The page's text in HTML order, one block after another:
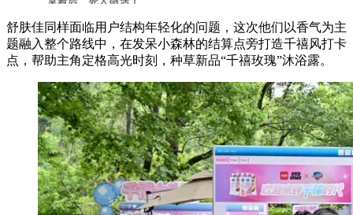
舒肤佳同样面临用户结构年轻化的问题，这次他们以香气为主
题融入整个路线中，在发呆小森林的结算点旁打造千禧风打卡
点，帮助主角定格高光时刻，种草新品“千禧玫瑰”沐浴露。